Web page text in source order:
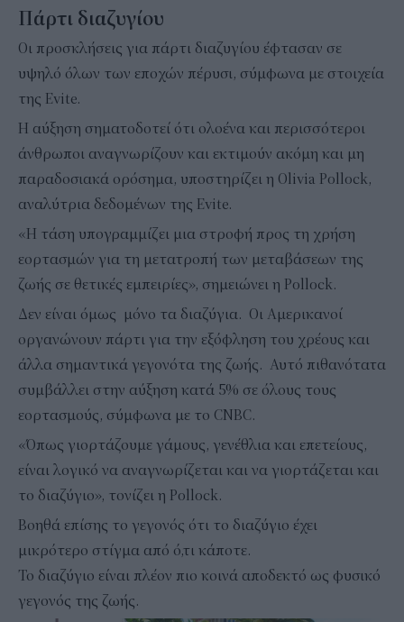
Πάρτι διαζυγίου
Οι προσκλήσεις για πάρτι διαζυγίου έφτασαν σε
υψηλό όλων των εποχών πέρυσι, σύμφωνα με στοιχεία
της Evite.
Η αύξηση σηματοδοτεί ότι ολοένα και περισσότεροι
άνθρωποι αναγνωρίζουν και εκτιμούν ακόμη και μη
παραδοσιακά ορόσημα, υποστηρίζει η Olivia Pollock,
αναλύτρια δεδομένων της Evite.
«Η τάση υπογραμμίζει μια στροφή προς τη χρήση
εορτασμών για τη μετατροπή των μεταβάσεων της
ζωής σε θετικές εμπειρίες», σημειώνει η Pollock.
Δεν είναι όμως μόνο τα διαζύγια. Οι Αμερικανοί
οργανώνουν πάρτι για την εξόφληση του χρέους και
άλλα σημαντικά γεγονότα της ζωής. Αυτό πιθανότατα
συμβάλλει στην αύξηση κατά 5% σε όλους τους
εορτασμούς, σύμφωνα με το CNBC.
«Όπως γιορτάζουμε γάμους, γενέθλια και επετείους,
είναι λογικό να αναγνωρίζεται και να γιορτάζεται και
το διαζύγιο», τονίζει η Pollock.
Βοηθά επίσης το γεγονός ότι το διαζύγιο έχει
μικρότερο στίγμα από ό,τι κάποτε.
Το διαζύγιο είναι πλέον πιο κοινά αποδεκτό ως φυσικό
γεγονός της ζωής.